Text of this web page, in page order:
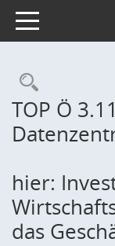
Toggle navigation
TOP Ö
hier:
das